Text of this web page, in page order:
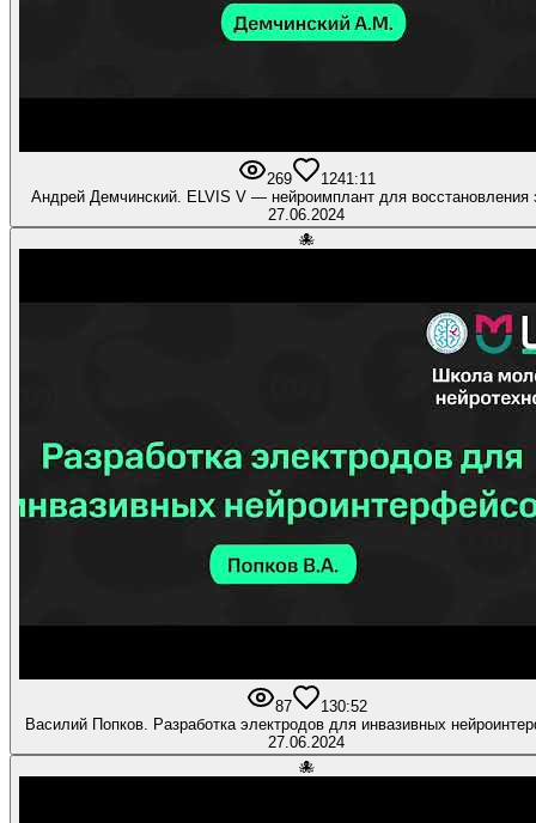
269 1241:11
Андрей Демчинский. ELVIS V — нейроимплант для восстановления
27.06.2024
🐙
87 130:52
Василий Попков. Разработка электродов для инвазивных
27.06.2024
🐙